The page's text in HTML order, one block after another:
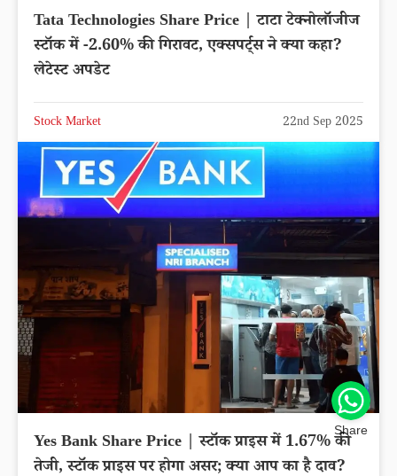
Tata Technologies Share Price | टाटा टेक्नोलॉजीज
स्टॉक में -2.60% की गिरावट, एक्सपर्ट्स ने क्या कहा?
लेटेस्ट अपडेट
Stock Market 22nd Sep 2025
Yes Bank Share Price | स्टॉक प्राइस में 1.67% की
तेजी, स्टॉक प्राइस पर होगा असर; क्या आप का है दाव?
Share